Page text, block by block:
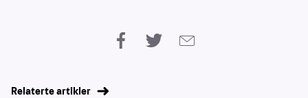
Relaterte artikler